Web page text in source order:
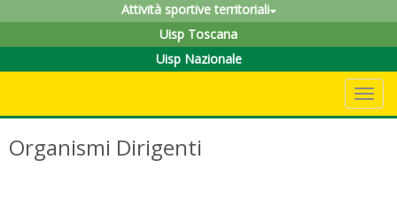
Attività sportive territoriali
Uisp Toscana
Uisp Nazionale
Organismi Dirigenti